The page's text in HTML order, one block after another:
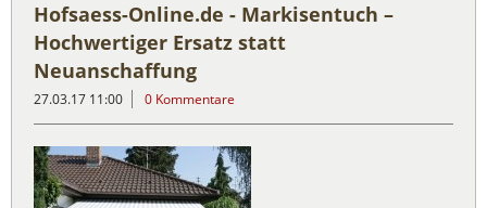
Hofsaess-Online.de - Markisentuch –
Hochwertiger Ersatz statt
Neuanschaffung
27.03.17 11:00 0 Kommentare